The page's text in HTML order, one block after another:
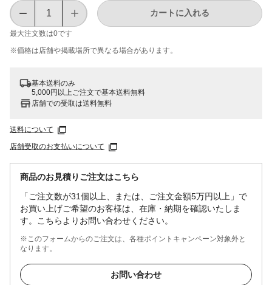
最大注文数は0です
カートに入れる
※価格は​店舗や​掲載場所で​異なる​場合が​あります。
基本送料のみ
5,000円以上ご注文で基本送料無料
店舗での受取は送料無料
送料について
店舗受取のお支払いについて
商品のお見積りご注文はこちら
「ご注文数が31個以上、または、ご注文金額5万円以上」で
お買い上げご希望のお客様は、在庫・納期を確認いたしま
す。こちらよりお問い合わせください。
※このフォームからのご注文は、各種ポイントキャンペーン対象外と
なります。
お問い合わせ